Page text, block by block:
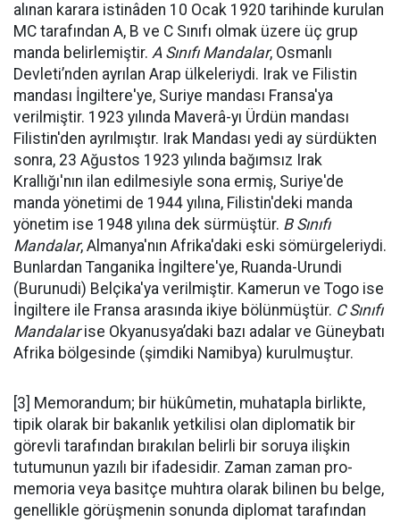
alınan karara istinâden 10 Ocak 1920 tarihinde kurulan
MC tarafından A, B ve C Sınıfı olmak üzere üç grup
manda belirlemiştir. A Sınıfı Mandalar, Osmanlı
Devleti’nden ayrılan Arap ülkeleriydi. Irak ve Filistin
mandası İngiltere'ye, Suriye mandası Fransa'ya
verilmiştir. 1923 yılında Maverâ-yı Ürdün mandası
Filistin'den ayrılmıştır. Irak Mandası yedi ay sürdükten
sonra, 23 Ağustos 1923 yılında bağımsız Irak
Krallığı'nın ilan edilmesiyle sona ermiş, Suriye'de
manda yönetimi de 1944 yılına, Filistin'deki manda
yönetim ise 1948 yılına dek sürmüştür. B Sınıfı
Mandalar, Almanya'nın Afrika'daki eski sömürgeleriydi.
Bunlardan Tanganika İngiltere'ye, Ruanda-Urundi
(Burunudi) Belçika'ya verilmiştir. Kamerun ve Togo ise
İngiltere ile Fransa arasında ikiye bölünmüştür. C Sınıfı
Mandalarise Okyanusya’daki bazı adalar ve Güneybatı
Afrika bölgesinde (şimdiki Namibya) kurulmuştur.
[3] Memorandum; bir hükûmetin, muhatapla birlikte,
tipik olarak bir bakanlık yetkilisi olan diplomatik bir
görevli tarafından bırakılan belirli bir soruya ilişkin
tutumunun yazılı bir ifadesidir. Zaman zaman pro-
memoria veya basitçe muhtıra olarak bilinen bu belge,
genellikle görüşmenin sonunda diplomat tarafından